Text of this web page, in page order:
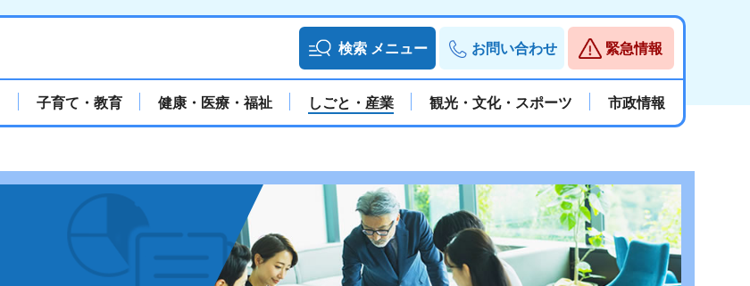
検索 メニュー お問い合わせ 緊急情報
子育て・教育 健康・医療・福祉 しごと・産業 観光・文化・スポーツ 市政情報